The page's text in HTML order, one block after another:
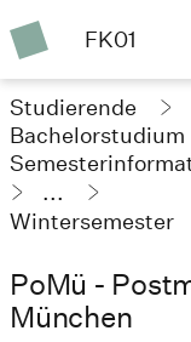
FK01
Studierende
Bachelorstudium
...
Wintersemester
PoMü -
München